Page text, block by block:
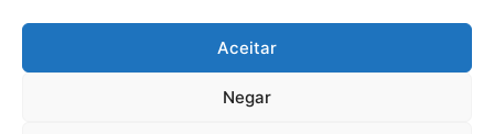
Aceitar
Negar
Termo de uso do usuário e assinante